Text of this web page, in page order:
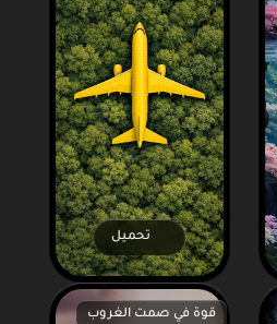
تحميل
قوة في صمت الغروب